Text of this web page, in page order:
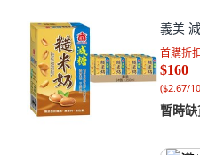
義美
首購折
$160
($2.67/
暫時